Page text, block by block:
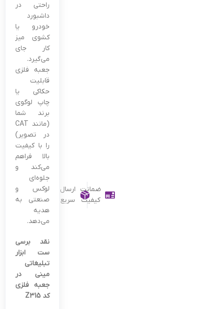
ضمانت
کیفیت
ارسال
سریع
راحتی در
داشبورد
خودرو یا
کشوی میز
کار جای
می‌گیرد.
جعبه فلزی
قابلیت
حکاکی یا
چاپ لوگوی
برند شما
(مانند CAT
در تصویر)
را با کیفیت
بالا فراهم
می‌کند و
جلوه‌ای
لوکس و
صنعتی به
هدیه
می‌دهد.
نقد برسی
ست ابزار
تبلیغاتی
مینی در
جعبه فلزی
کد Z315